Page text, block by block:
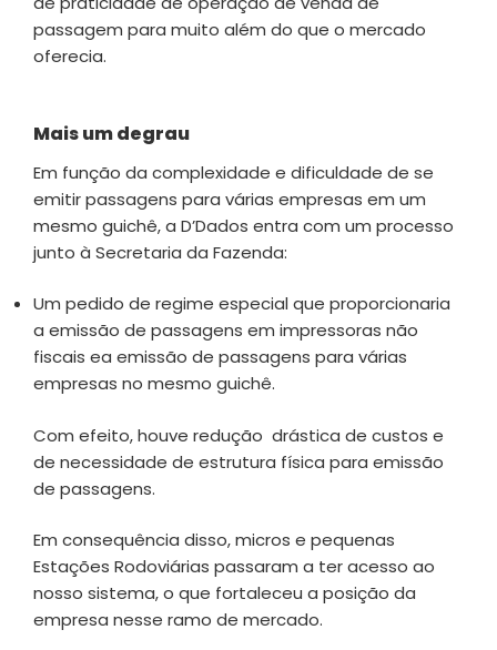
passagem para muito além do que o mercado
oferecia.
Mais um degrau
Em função da complexidade e dificuldade de se
emitir passagens para várias empresas em um
mesmo guichê, a D’Dados entra com um processo
junto à Secretaria da Fazenda:
Um pedido de regime especial que proporcionaria
a emissão de passagens em impressoras não
fiscais ea emissão de passagens para várias
empresas no mesmo guichê.
Com efeito, houve redução drástica de custos e
de necessidade de estrutura física para emissão
de passagens.
Em consequência disso, micros e pequenas
Estações Rodoviárias passaram a ter acesso ao
nosso sistema, o que fortaleceu a posição da
empresa nesse ramo de mercado.